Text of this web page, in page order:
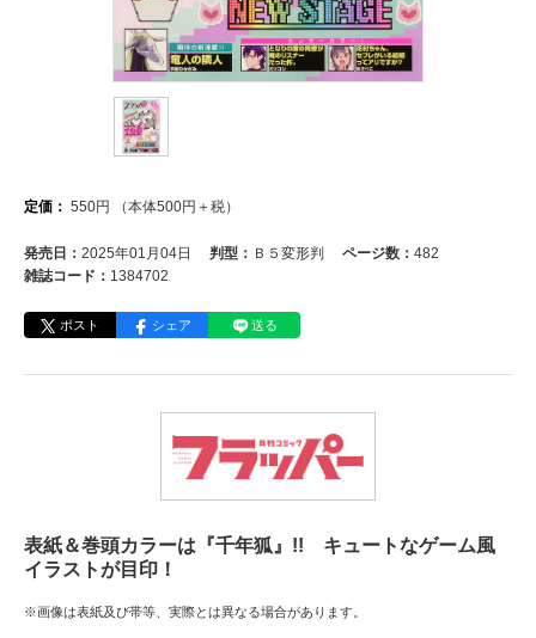
定価： 550円 （本体500円＋税）
発売日： 2025年01月04日 判型： Ｂ５変形判 ページ数： 482
雑誌コード： 1384702
ポスト シェア 送る
表紙＆巻頭カラーは『千年狐』!! キュートなゲーム風
イラストが目印！
※画像は表紙及び帯等、実際とは異なる場合があります。